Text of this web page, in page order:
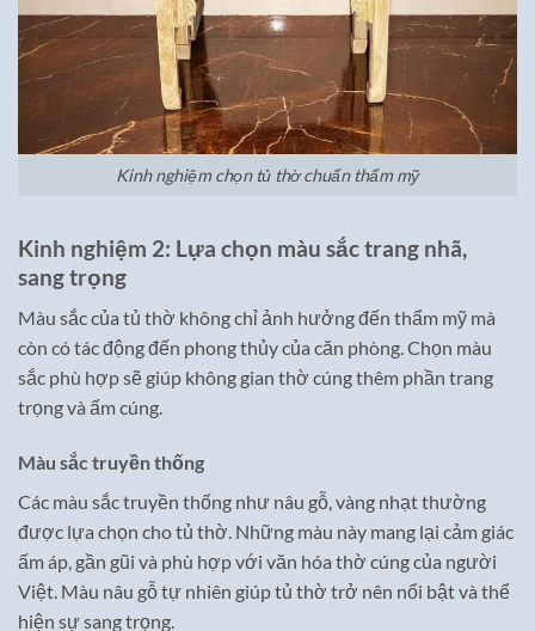
Kinh nghiệm chọn tủ thờ chuẩn thẩm mỹ
Kinh nghiệm 2: Lựa chọn màu sắc trang nhã,
sang trọng
Màu sắc của tủ thờ không chỉ ảnh hưởng đến thẩm mỹ mà
còn có tác động đến phong thủy của căn phòng. Chọn màu
sắc phù hợp sẽ giúp không gian thờ cúng thêm phần trang
trọng và ấm cúng.
Màu sắc truyền thống
Các màu sắc truyền thống như nâu gỗ, vàng nhạt thường
được lựa chọn cho tủ thờ. Những màu này mang lại cảm giác
ấm áp, gần gũi và phù hợp với văn hóa thờ cúng của người
Việt. Màu nâu gỗ tự nhiên giúp tủ thờ trở nên nổi bật và thể
hiện sự sang trọng.